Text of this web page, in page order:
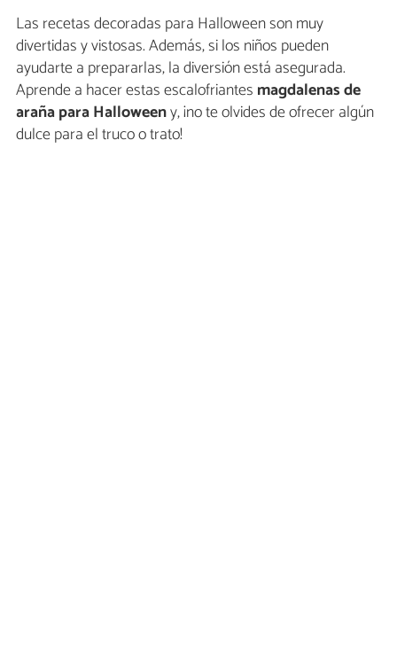
Las recetas decoradas para Halloween son muy
divertidas y vistosas. Además, si los niños pueden
ayudarte a prepararlas, la diversión está asegurada.
Aprende a hacer estas escalofriantes magdalenas de
araña para Halloweeny, ¡no te olvides de ofrecer algún
dulce para el truco o trato!